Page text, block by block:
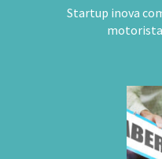
Startup inova